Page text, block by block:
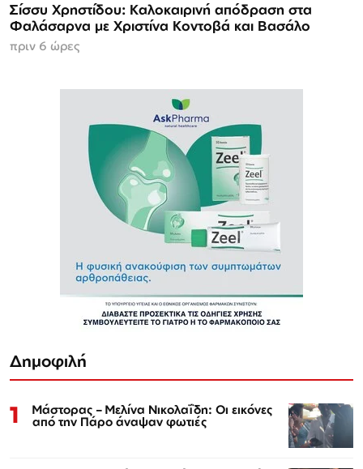
Σίσσυ Χρηστίδου: Καλοκαιρινή απόδραση στα
Φαλάσαρνα με Χριστίνα Κοντοβά και Βασάλο
πριν 6 ώρες
Δημοφιλή
1 Μάστορας – Μελίνα Νικολαΐδη: Οι εικόνες
από την Πάρο άναψαν φωτιές